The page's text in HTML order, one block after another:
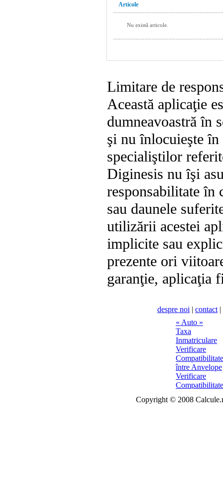
Limitare de
Această aplicaţie
dumneavoastră în
şi nu înlocuieşte
specialiştilor
Diginesis nu îşi
responsabilitate în
sau daunele
utilizării acestei
implicite sau
prezente ori
garanţie, aplicaţia
despre noi | contact |
Copyright © 2008